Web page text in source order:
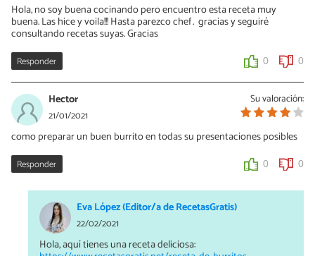
Hola, no soy buena cocinando pero encuentro esta receta muy
buena. Las hice y voila!!! Hasta parezco chef… gracias y seguiré
consultando recetas suyas. Gracias
Responder 0 0
Su valoración:
Hector
21/01/2021
como preparar un buen burrito en todas su presentaciones posibles
Responder 0 0
Eva López (Editor/a de RecetasGratis)
22/02/2021
Hola, aquí tienes una receta deliciosa: